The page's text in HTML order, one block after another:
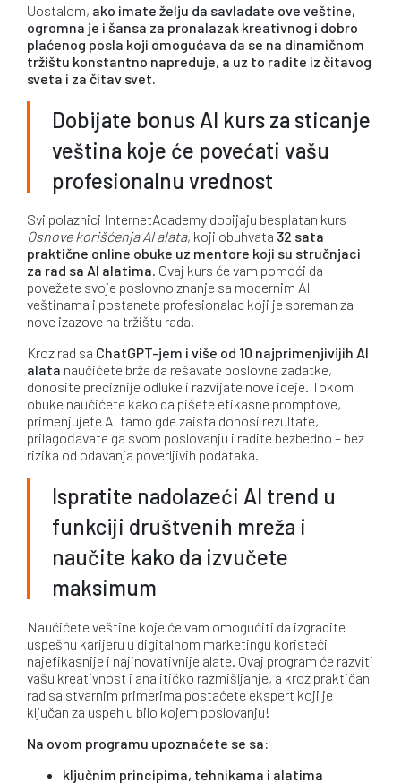
Uostalom, ako imate želju da savladate ove veštine,
ogromna je i šansa za pronalazak kreativnog i dobro
plaćenog posla koji omogućava da se na dinamičnom
tržištu konstantno napreduje, a uz to radite iz čitavog
sveta i za čitav svet.
Dobijate bonus AI kurs za sticanje
veština koje će povećati vašu
profesionalnu vrednost
Svi polaznici InternetAcademy dobijaju besplatan kurs
Osnove korišćenja AI alata, koji obuhvata 32 sata
praktične online obuke uz mentore koji su stručnjaci
za rad sa AI alatima. Ovaj kurs će vam pomoći da
povežete svoje poslovno znanje sa modernim AI
veštinama i postanete profesionalac koji je spreman za
nove izazove na tržištu rada.
Kroz rad sa ChatGPT-jem i više od 10 najprimenjivijih AI
alata naučićete brže da rešavate poslovne zadatke,
donosite preciznije odluke i razvijate nove ideje. Tokom
obuke naučićete kako da pišete efikasne promptove,
primenjujete AI tamo gde zaista donosi rezultate,
prilagođavate ga svom poslovanju i radite bezbedno – bez
rizika od odavanja poverljivih podataka.
Ispratite nadolazeći AI trend u
funkciji društvenih mreža i
naučite kako da izvučete
maksimum
Naučićete veštine koje će vam omogućiti da izgradite
uspešnu karijeru u digitalnom marketingu koristeći
najefikasnije i najinovativnije alate. Ovaj program će razviti
vašu kreativnost i analitičko razmišljanje, a kroz praktičan
rad sa stvarnim primerima postaćete ekspert koji je
ključan za uspeh u bilo kojem poslovanju!
Na ovom programu upoznaćete se sa:
ključnim principima, tehnikama i alatima